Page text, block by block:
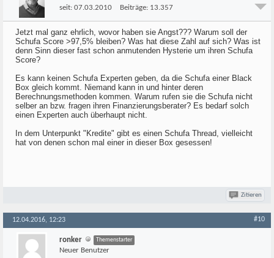
seit: 07.03.2010 Beiträge: 13.357
Jetzt mal ganz ehrlich, wovor haben sie Angst??? Warum soll der
Schufa Score >97,5% bleiben? Was hat diese Zahl auf sich? Was ist
denn Sinn dieser fast schon anmutenden Hysterie um ihren Schufa
Score?
Es kann keinen Schufa Experten geben, da die Schufa einer Black
Box gleich kommt. Niemand kann in und hinter deren
Berechnungsmethoden kommen. Warum rufen sie die Schufa nicht
selber an bzw. fragen ihren Finanzierungsberater? Es bedarf solch
einen Experten auch überhaupt nicht.
In dem Unterpunkt "Kredite" gibt es einen Schufa Thread, vielleicht
hat von denen schon mal einer in dieser Box gesessen!
Zitieren
12.04.2016, 12:23 #10
ronker Themenstarter
Neuer Benutzer